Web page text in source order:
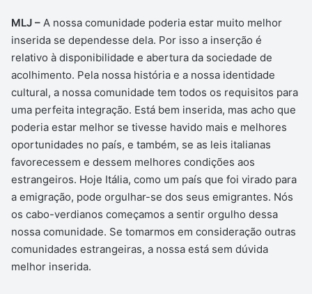
MLJ – A nossa comunidade poderia estar muito melhor
inserida se dependesse dela. Por isso a inserção é
relativo à disponibilidade e abertura da sociedade de
acolhimento. Pela nossa história e a nossa identidade
cultural, a nossa comunidade tem todos os requisitos para
uma perfeita integração. Está bem inserida, mas acho que
poderia estar melhor se tivesse havido mais e melhores
oportunidades no país, e também, se as leis italianas
favorecessem e dessem melhores condições aos
estrangeiros. Hoje Itália, como um país que foi virado para
a emigração, pode orgulhar-se dos seus emigrantes. Nós
os cabo-verdianos começamos a sentir orgulho dessa
nossa comunidade. Se tomarmos em consideração outras
comunidades estrangeiras, a nossa está sem dúvida
melhor inserida.